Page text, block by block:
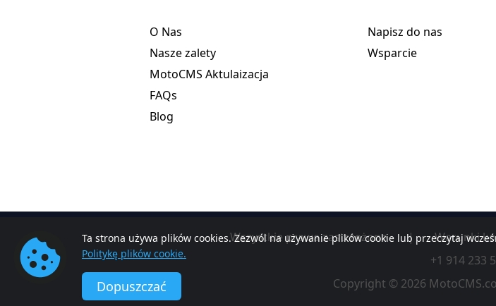
Ta strona używa plików cookies. Zezwól na używanie plików cookie lub przeczytaj
Politykę plików cookie.
Dopuszczać
O Nas
Nasze zalety
MotoCMS Aktulaizacja
FAQs
Blog
Napisz do nas
Wsparcie
Wszystkie prawa zastrzeżone | Warunki
+1 914 233
Copyright © 2026